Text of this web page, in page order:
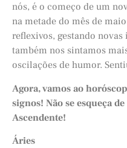
nós, é o começo de um
na metade do mês de
reflexivos, gestando
também nos sintamos
oscilações de humor.
Agora, vamos ao
signos! Não se esqueça
Ascendente!
Áries